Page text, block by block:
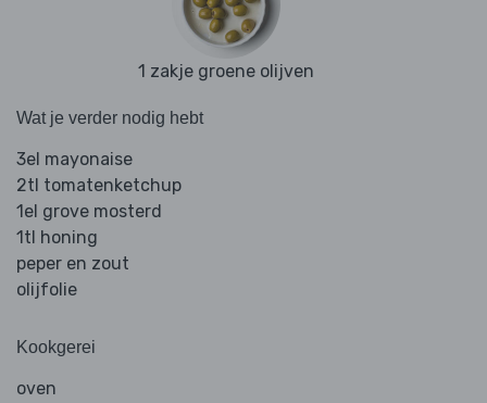
1 zakje groene olijven
Wat je verder nodig hebt
3el mayonaise
2tl tomatenketchup
1el grove mosterd
1tl honing
peper en zout
olijfolie
Kookgerei
oven